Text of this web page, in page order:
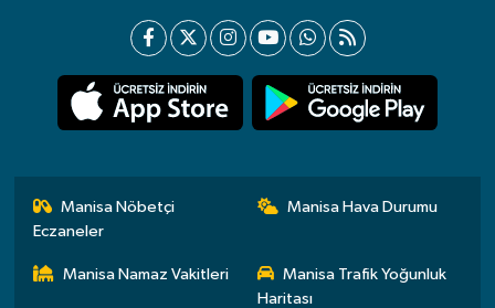
Manisa Nöbetçi
Eczaneler
Manisa Hava Durumu
Manisa Namaz Vakitleri
Manisa Trafik Yoğunluk
Haritası